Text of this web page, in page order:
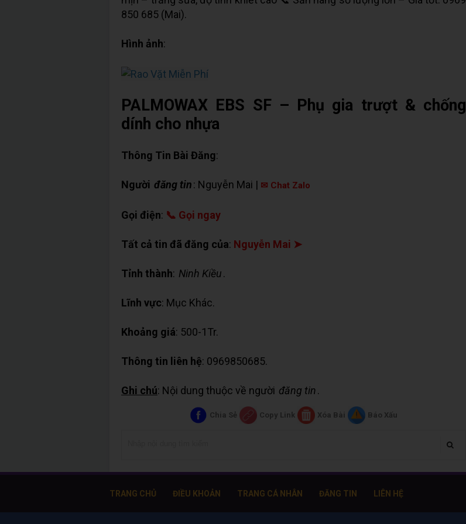
850 685 (Mai).
Hình ảnh:
PALMOWAX EBS SF – Phụ gia trượt & chống
dính cho nhựa
Thông Tin Bài Đăng:
Người đăng tin: Nguyễn Mai | ✉ Chat Zalo
Gọi điện: 📞 Gọi ngay
Tất cả tin đã đăng của: Nguyễn Mai ➤
Tỉnh thành: Ninh Kiều.
Lĩnh vực: Mục Khác.
Khoảng giá: 500-1Tr.
Thông tin liên hệ: 0969850685.
Ghi chú: Nội dung thuộc về người đăng tin.
Chia Sẻ Copy Link Xóa Bài Báo Xấu
TRANG CHỦ ĐIỀU KHOẢN TRANG CÁ NHÂN ĐĂNG TIN LIÊN HỆ